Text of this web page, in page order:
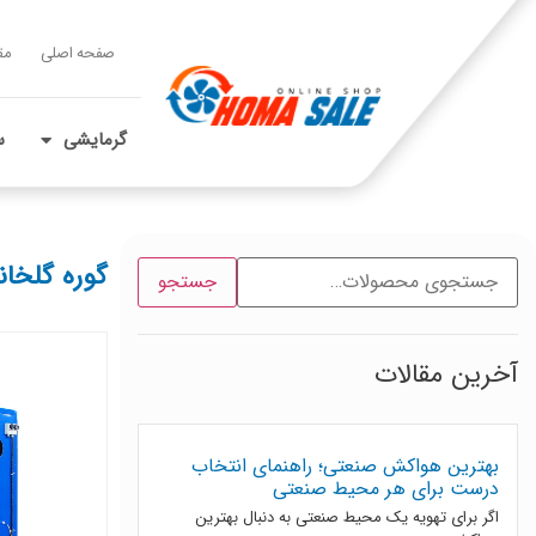
صفحه اصلی
گرمایشی
جستجو
آخرین مقالات
بهترین هواکش صنعتی؛ راهنمای انتخاب
درست برای هر محیط صنعتی
اگر برای تهویه یک محیط صنعتی به دنبال بهترین
گوره